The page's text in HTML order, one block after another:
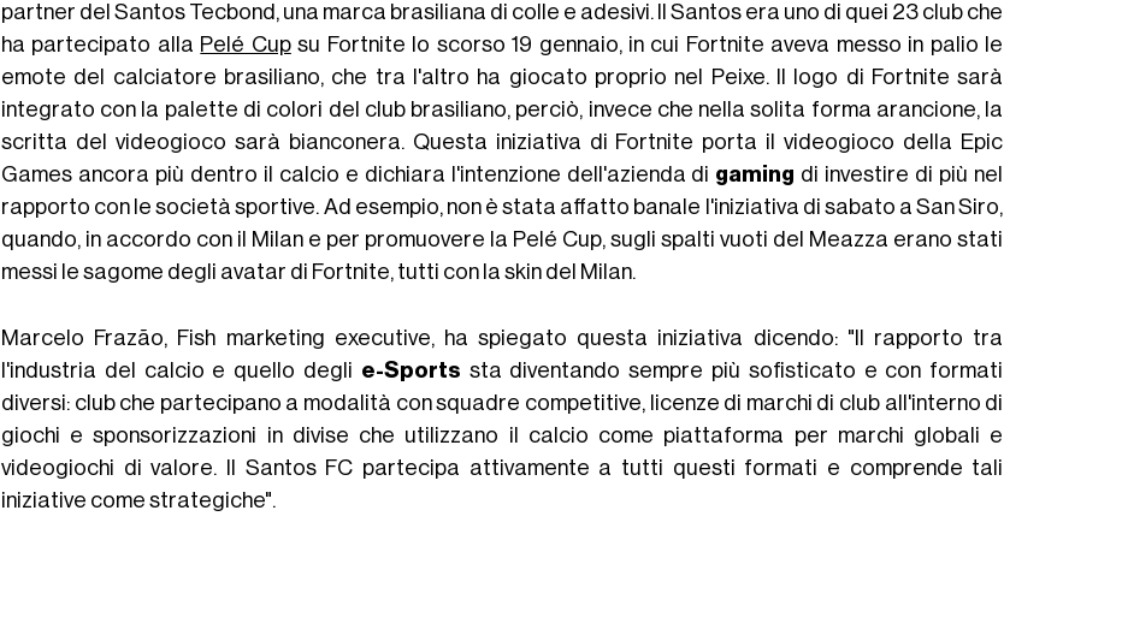
partner del Santos Tecbond, una marca brasiliana di colle e adesivi. Il Santos era uno di quei 23 club che
ha partecipato alla Pelé Cupsu Fortnite lo scorso 19 gennaio, in cui Fortnite aveva messo in palio le
emote del calciatore brasiliano, che tra l'altro ha giocato proprio nel Peixe. Il logo di Fortnite sarà
integrato con la palette di colori del club brasiliano, perciò, invece che nella solita forma arancione, la
scritta del videogioco sarà bianconera. Questa iniziativa di Fortnite porta il videogioco della Epic
Games ancora più dentro il calcio e dichiara l'intenzione dell'azienda di gaming di investire di più nel
rapporto con le società sportive. Ad esempio, non è stata affatto banale l'iniziativa di sabato a San Siro,
quando, in accordo con il Milan e per promuovere la Pelé Cup, sugli spalti vuoti del Meazza erano stati
messi le sagome degli avatar di Fortnite, tutti con la skin del Milan.
Marcelo Frazão, Fish marketing executive, ha spiegato questa iniziativa dicendo: "Il rapporto tra
l'industria del calcio e quello degli e-Sports sta diventando sempre più sofisticato e con formati
diversi: club che partecipano a modalità con squadre competitive, licenze di marchi di club all'interno di
giochi e sponsorizzazioni in divise che utilizzano il calcio come piattaforma per marchi globali e
videogiochi di valore. Il Santos FC partecipa attivamente a tutti questi formati e comprende tali
iniziative come strategiche".